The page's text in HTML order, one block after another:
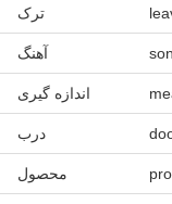
ترک
آهنگ
اندازه گیری
درب
محصول